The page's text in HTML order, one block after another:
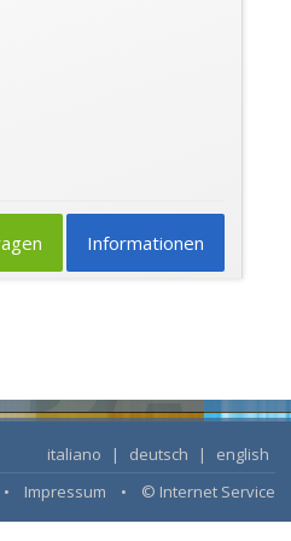
Informationen
italiano | deutsch |
english
• Impressum • © Internet Service